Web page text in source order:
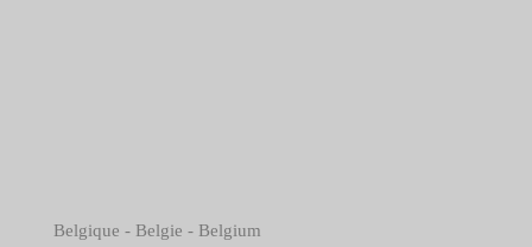
Belgique - Belgie - Belgium